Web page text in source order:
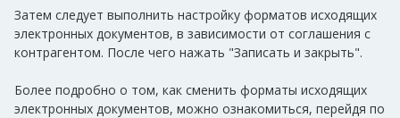
Затем следует выполнить настройку форматов исходящих
электронных документов, в зависимости от соглашения с
контрагентом. После чего нажать "Записать и закрыть".
Более подробно о том, как сменить форматы исходящих
электронных документов, можно ознакомиться, перейдя по